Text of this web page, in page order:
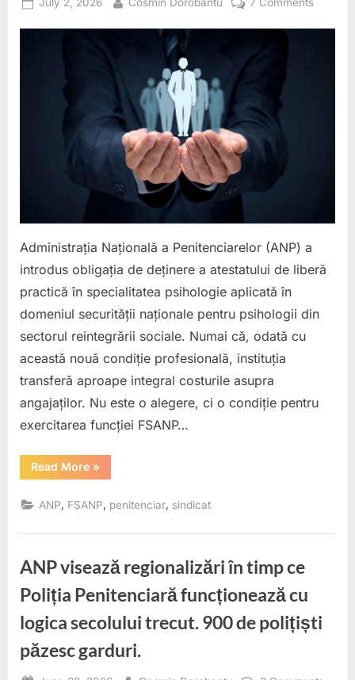
BOGDAN
July 2, 2026 Cosmin Dorobantu 7 Comments
DIN
Administrația Națională a Penitenciarelor (ANP) a
introdus obligația de deținere a atestatului de liberă
practică în specialitatea psihologie aplicată în
domeniul securității naționale pentru psihologii din
sectorul reintegrării sociale. Numai că, odată cu
această nouă condiție profesională, instituția
transferă aproape integral costurile asupra
angajaților. Nu este o alegere, ci o condiție pentru
exercitarea funcției FSANP…
Read More“ANP
IMPUNE
ȘI
ABUZIV
NOUĂ
DAR
LASĂ
PSIHOLOGII
SĂ
DIN
PROPRIUL
BUZUNAR.”
»
ANP FSANP penitenciar sindicat
ANP visează regionalizări în timp ce
Poliția Penitenciară funcționează cu
logica secolului trecut. 900 de polițiști
păzesc garduri.